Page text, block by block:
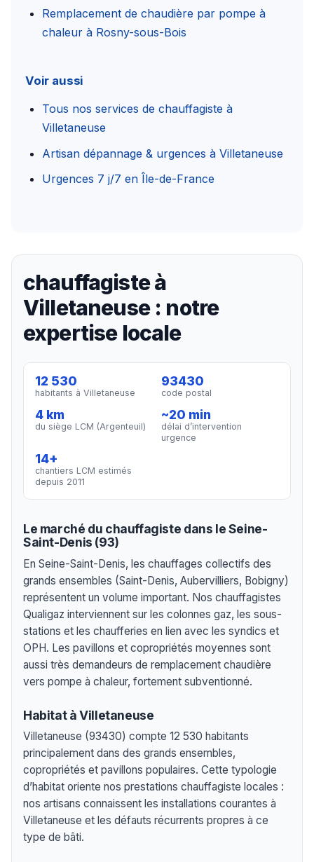
Remplacement de chaudière par pompe à
chaleur à Rosny-sous-Bois
Voir aussi
Tous nos services de chauffagiste à
Villetaneuse
Artisan dépannage & urgences à Villetaneuse
Urgences 7 j/7 en Île-de-France
chauffagiste à
Villetaneuse : notre
expertise locale
12 530
habitants à Villetaneuse
93430
code postal
4 km
du siège LCM (Argenteuil)
~20 min
délai d’intervention
urgence
14+
chantiers LCM estimés
depuis 2011
Le marché du chauffagiste dans le Seine-
Saint-Denis (93)
En Seine-Saint-Denis, les chauffages collectifs des
grands ensembles (Saint-Denis, Aubervilliers, Bobigny)
représentent un volume important. Nos chauffagistes
Qualigaz interviennent sur les colonnes gaz, les sous-
stations et les chaufferies en lien avec les syndics et
OPH. Les pavillons et copropriétés moyennes sont
aussi très demandeurs de remplacement chaudière
vers pompe à chaleur, fortement subventionné.
Habitat à Villetaneuse
Villetaneuse (93430) compte 12 530 habitants
principalement dans des grands ensembles,
copropriétés et pavillons populaires. Cette typologie
d’habitat oriente nos prestations chauffagiste locales :
nos artisans connaissent les installations courantes à
Villetaneuse et les défauts récurrents propres à ce
type de bâti.